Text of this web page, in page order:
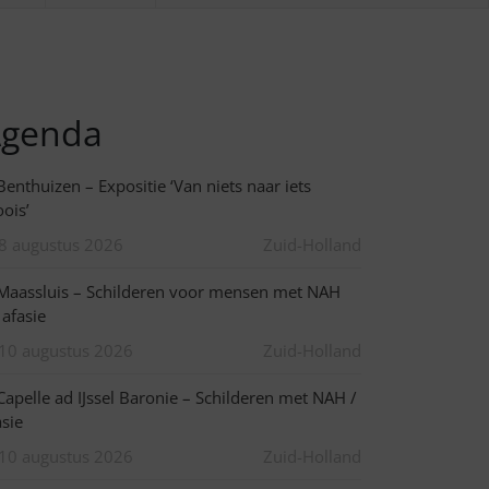
– Expositie ‘Van niets naar iets
– Schilderen voor mensen met NAH
ad IJssel Baronie – Schilderen met NAH /